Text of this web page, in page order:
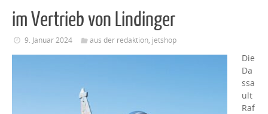
im Vertrieb von Lindinger
9. Januar 2024 aus der redaktion, jetshop
Die
Da
ssa
ult
Raf